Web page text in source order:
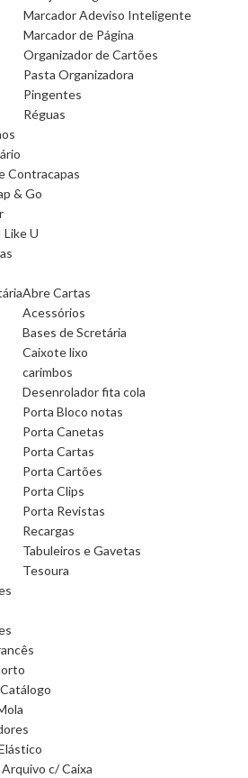
Marcador Adeviso Inteligente
Marcador de Página
Organizador de Cartões
Pasta Organizadora
Pingentes
Réguas
Contracapas
& Go
U
Abre Cartas
Acessórios
Bases de Scretária
Caixote lixo
carimbos
Desenrolador fita cola
Porta Bloco notas
Porta Canetas
Porta Cartas
Porta Cartões
Porta Clips
Porta Revistas
Recargas
Tabuleiros e Gavetas
Tesoura
c/ Caixa